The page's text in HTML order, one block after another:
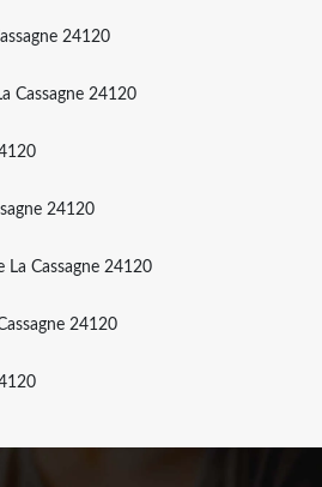
24120
Cassagne 24120
24120
La Cassagne 24120
24120